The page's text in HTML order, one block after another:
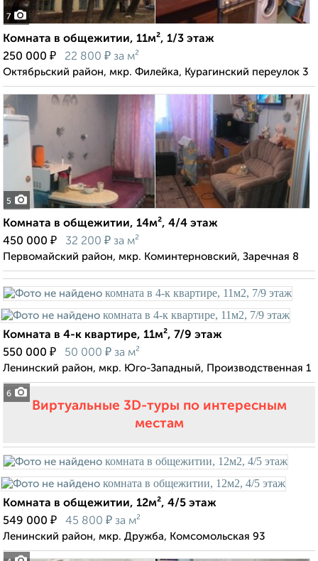
7
Комната в общежитии, 11м², 1/3 этаж
250 000 ₽ 22 800 ₽ за м²
Октябрьский район, мкр. Филейка, Курагинский переулок 3
5
Комната в общежитии, 14м², 4/4 этаж
450 000 ₽ 32 200 ₽ за м²
Первомайский район, мкр. Коминтерновский, Заречная 8
6
Комната в 4-к квартире, 11м², 7/9 этаж
550 000 ₽ 50 000 ₽ за м²
Ленинский район, мкр. Юго-Западный, Производственная 1
Виртуальные 3D-туры по интересным
местам
Комната в общежитии, 12м², 4/5 этаж
549 000 ₽ 45 800 ₽ за м²
Ленинский район, мкр. Дружба, Комсомольская 93